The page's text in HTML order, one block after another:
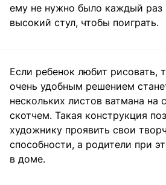
ему не нужно было каждый раз
высокий стул, чтобы поиграть.
Если ребенок любит рисовать,
очень удобным решением
нескольких листов ватмана на
скотчем. Такая конструкция
художнику проявить свои
способности, а родители при
в доме.